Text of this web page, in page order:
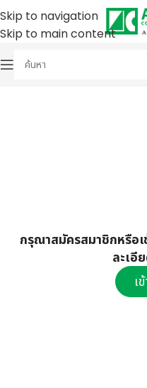
Skip to navigation
Skip to main content
กรุณาสมัครสมาชิกหรือเ
ละเอี
เ